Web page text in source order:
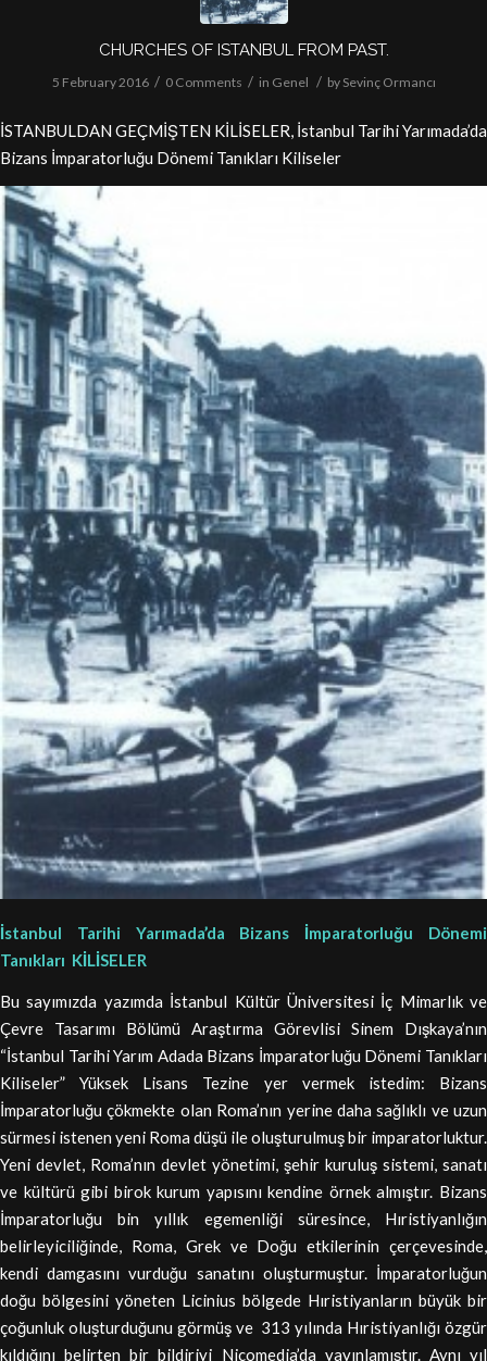
CHURCHES OF ISTANBUL FROM PAST.
5 February 2016 / 0 Comments / in Genel / by Sevinç Ormancı
İSTANBULDAN GEÇMİŞTEN KİLİSELER, İstanbul Tarihi Yarımada’da
Bizans İmparatorluğu Dönemi Tanıkları Kiliseler
İstanbul Tarihi Yarımada’da Bizans İmparatorluğu Dönemi
Tanıkları KİLİSELER
Bu sayımızda yazımda İstanbul Kültür Üniversitesi İç Mimarlık ve
Çevre Tasarımı Bölümü Araştırma Görevlisi Sinem Dışkaya’nın
“İstanbul Tarihi Yarım Adada Bizans İmparatorluğu Dönemi Tanıkları
Kiliseler” Yüksek Lisans Tezine yer vermek istedim: Bizans
İmparatorluğu çökmekte olan Roma’nın yerine daha sağlıklı ve uzun
sürmesi istenen yeni Roma düşü ile oluşturulmuş bir imparatorluktur.
Yeni devlet, Roma’nın devlet yönetimi, şehir kuruluş sistemi, sanatı
ve kültürü gibi birok kurum yapısını kendine örnek almıştır. Bizans
İmparatorluğu bin yıllık egemenliği süresince, Hıristiyanlığın
belirleyiciliğinde, Roma, Grek ve Doğu etkilerinin çerçevesinde,
kendi damgasını vurduğu sanatını oluşturmuştur. İmparatorluğun
doğu bölgesini yöneten Licinius bölgede Hıristiyanların büyük bir
çoğunluk oluşturduğunu görmüş ve 313 yılında Hıristiyanlığı özgür
kıldığını belirten bir bildiriyi Nicomedia’da yayınlamıştır. Aynı yıl